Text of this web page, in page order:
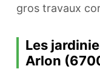
gros travaux
Les
Arlon